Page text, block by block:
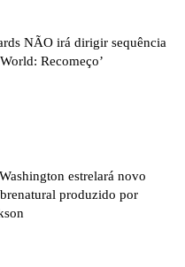
NÃO irá dirigir sequência
Recomeço’
estrelará novo
produzido por